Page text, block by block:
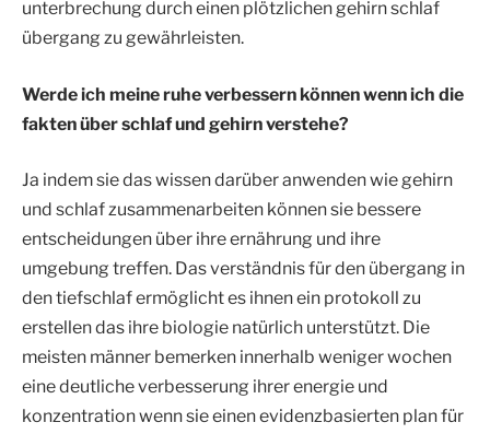
unterbrechung durch einen plötzlichen gehirn schlaf
übergang zu gewährleisten.
Werde ich meine ruhe verbessern können wenn ich die
fakten über schlaf und gehirn verstehe?
Ja indem sie das wissen darüber anwenden wie gehirn
und schlaf zusammenarbeiten können sie bessere
entscheidungen über ihre ernährung und ihre
umgebung treffen. Das verständnis für den übergang in
den tiefschlaf ermöglicht es ihnen ein protokoll zu
erstellen das ihre biologie natürlich unterstützt. Die
meisten männer bemerken innerhalb weniger wochen
eine deutliche verbesserung ihrer energie und
konzentration wenn sie einen evidenzbasierten plan für